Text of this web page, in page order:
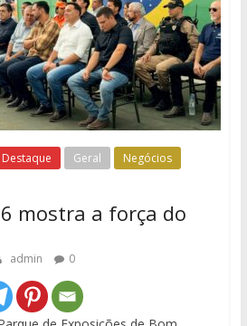
Destaque Geral
Negócios
mostra a força do
admin 0